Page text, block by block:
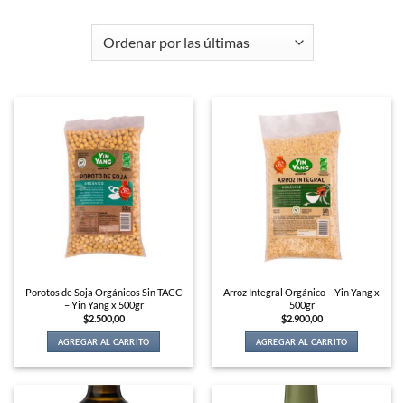
Porotos de Soja Orgánicos Sin TACC
– Yin Yang x 500gr
$2.500,00
AGREGAR AL CARRITO
Arroz Integral Orgánico – Yin Yang x
500gr
$2.900,00
AGREGAR AL CARRITO